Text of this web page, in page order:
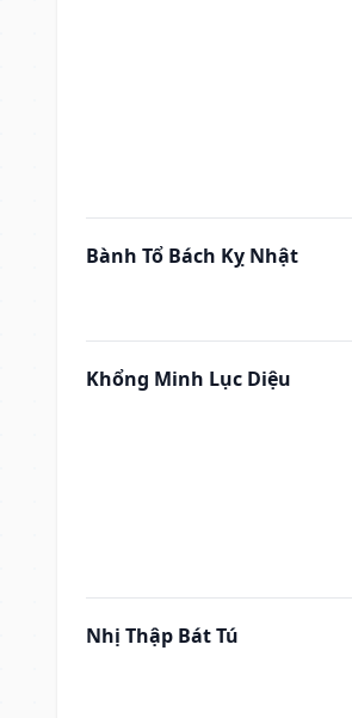
Bành Tổ Bách Kỵ Nhật
Khổng Minh Lục Diệu
Nhị Thập Bát Tú